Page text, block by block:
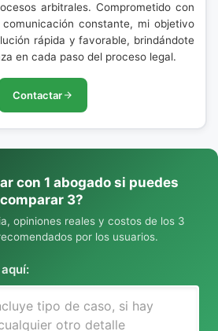
arbitrales. Comprometido con
constante, mi objetivo
rápida y favorable, brindándote
en cada paso del proceso legal.
Contactar
con 1 abogado si puedes
comparar 3?
opiniones reales y costos de los 3
por los usuarios.